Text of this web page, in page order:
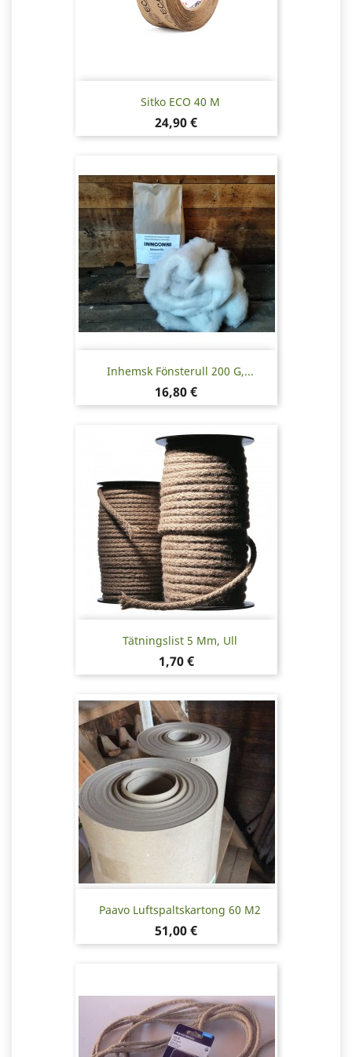
Sitko ECO 40 M
Pris
24,90 €
Inhemsk Fönsterull 200 G,...
Pris
16,80 €
Tätningslist 5 Mm, Ull
Pris
1,70 €
Paavo Luftspaltskartong 60 M2
Pris
51,00 €